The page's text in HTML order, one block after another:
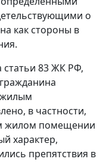
о
как стороны в
статьи 83 ЖК РФ,
в частности,
жилом помещении
характер,
препятствия в